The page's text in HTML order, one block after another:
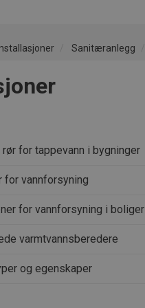
Installasjoner Sanitæranlegg
for tappevann i bygninger
vannforsyning
for vannforsyning i boliger
varmtvannsberedere
og egenskaper